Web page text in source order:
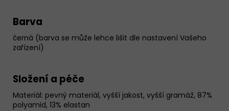
Barva
černá (barva se může lehce lišit dle nastavení Vašeho
zařízení)
Složení a péče
Materiál: pevný materiál, vyšší jakost, vyšší gramáž, 87%
polyamid, 13% elastan